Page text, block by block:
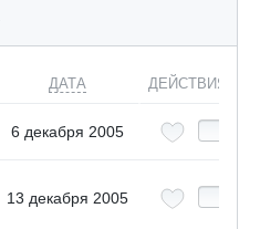
ДАТА ДЕЙСТВИЯ
6 декабря 2005
13 декабря 2005